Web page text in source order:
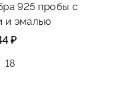
925 пробы с
и эмалью
₽
18